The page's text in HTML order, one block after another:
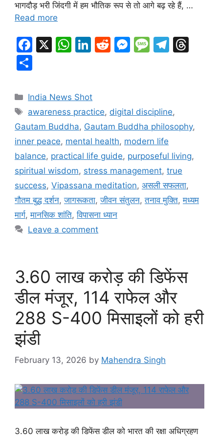
भागदौड़ भरी जिंदगी में हम भौतिक रूप से तो आगे बढ़ रहे हैं, …
Read more
F
e
b
o
o
k
X
W
s
A
p
p
Li
e
dI
n
R
t
M
e
n
g
er
M
a
g
e
T
a
m s
ar
e
Categories
India News Shot
Tags
awareness practice, digital discipline,
Gautam Buddha, Gautam Buddha philosophy,
inner peace, mental health, modern life
balance, practical life guide, purposeful living,
spiritual wisdom, stress management, true
success, Vipassana meditation, असली सफलता,
गौतम बुद्ध दर्शन,जागरूकता,जीवन संतुलन,तनाव मुक्ति,मध्यम
मार्ग,मानसिक शांति,विपासना ध्यान
Leave a comment
3.60 लाख करोड़ की डिफेंस
डील मंजूर, 114 राफेल और
288 S-400 मिसाइलों को हरी
झंडी
February 13, 2026 by Mahendra Singh
3.60 लाख करोड़ की डिफेंस डील को भारत की रक्षा अधिग्रहण